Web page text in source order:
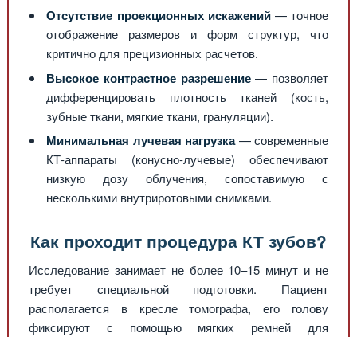
Отсутствие проекционных искажений— точное
отображение размеров и форм структур, что
критично для прецизионных расчетов.
Высокое контрастное разрешение— позволяет
дифференцировать плотность тканей (кость,
зубные ткани, мягкие ткани, грануляции).
Минимальная лучевая нагрузка— современные
КТ-аппараты (конусно-лучевые) обеспечивают
низкую дозу облучения, сопоставимую с
несколькими внутриротовыми снимками.
Как проходит процедура КТ зубов?
Исследование занимает не более 10–15 минут и не
требует специальной подготовки. Пациент
располагается в кресле томографа, его голову
фиксируют с помощью мягких ремней для